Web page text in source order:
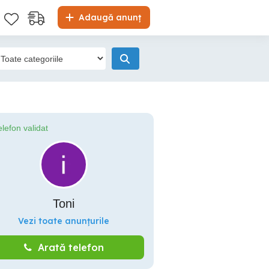
Adaugă anunț
validat
Toni
Vezi toate anunțurile
Arată telefon